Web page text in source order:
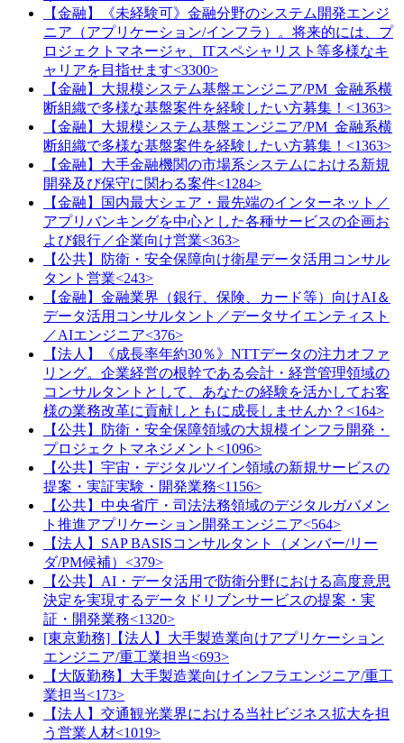
【金融】《未経験可》金融分野のシステム開発エンジ
ニア（アプリケーション/インフラ）。将来的には、プ
ロジェクトマネージャ、ITスペシャリスト等多様なキ
ャリアを目指せます<3300>
【金融】大規模システム基盤エンジニア/PM_金融系横
断組織で多様な基盤案件を経験したい方募集！<1363>
【金融】大規模システム基盤エンジニア/PM_金融系横
断組織で多様な基盤案件を経験したい方募集！<1363>
【金融】大手金融機関の市場系システムにおける新規
開発及び保守に関わる案件<1284>
【金融】国内最大シェア・最先端のインターネット／
アプリバンキングを中心とした各種サービスの企画お
よび銀行／企業向け営業<363>
【公共】防衛・安全保障向け衛星データ活用コンサル
タント営業<243>
【金融】金融業界（銀行、保険、カード等）向けAI＆
データ活用コンサルタント／データサイエンティスト
／AIエンジニア<376>
【法人】《成長率年約30％》NTTデータの注力オファ
リング。企業経営の根幹である会計・経営管理領域の
コンサルタントとして、あなたの経験を活かしてお客
様の業務改革に貢献しともに成長しませんか？<164>
【公共】防衛・安全保障領域の大規模インフラ開発・
プロジェクトマネジメント<1096>
【公共】宇宙・デジタルツイン領域の新規サービスの
提案・実証実験・開発業務<1156>
【公共】中央省庁・司法法務領域のデジタルガバメン
ト推進アプリケーション開発エンジニア<564>
【法人】SAP BASISコンサルタント（メンバー/リー
ダ/PM候補）<379>
【公共】AI・データ活用で防衛分野における高度意思
決定を実現するデータドリブンサービスの提案・実
証・開発業務<1320>
[東京勤務]【法人】大手製造業向けアプリケーション
エンジニア/重工業担当<693>
【大阪勤務】大手製造業向けインフラエンジニア/重工
業担当<173>
【法人】交通観光業界における当社ビジネス拡大を担
う営業人材<1019>